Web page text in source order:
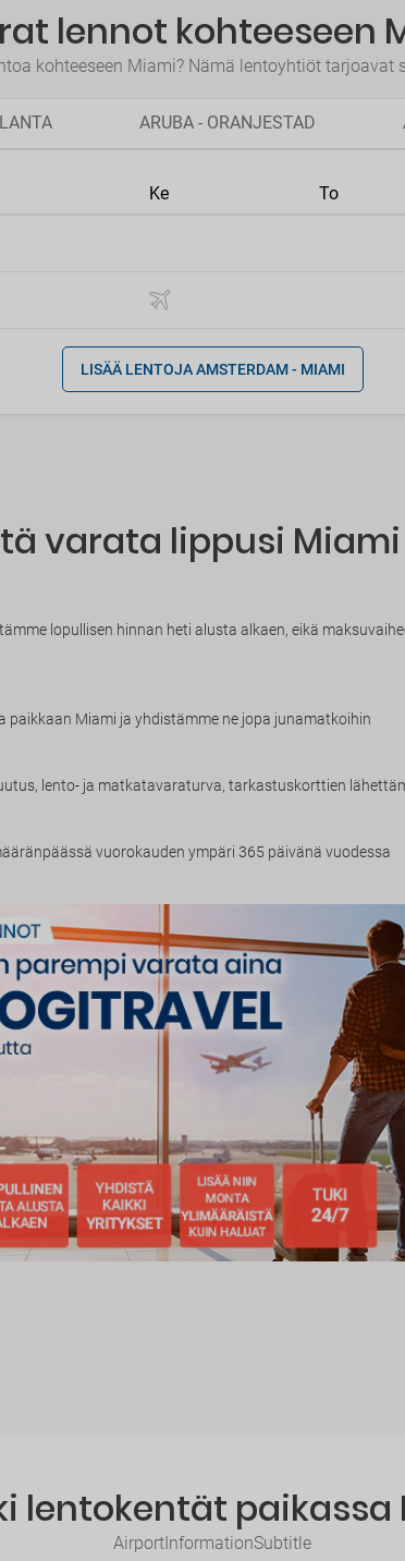
lennot kohteeseen
kohteeseen Miami? Nämä lentoyhtiöt tarjoavat
ARUBA - ORANJESTAD
Ke To
LISÄÄ LENTOJA AMSTERDAM - MIAMI
varata lippusi
lopullisen hinnan heti alusta alkaen, eikä
paikkaan Miami ja yhdistämme ne jopa junamatkoihin
lento- ja matkatavaraturva, tarkastuskorttien
vuorokauden ympäri 365 päivänä vuodessa
lentokentät paikassa
AirportInformationSubtitle